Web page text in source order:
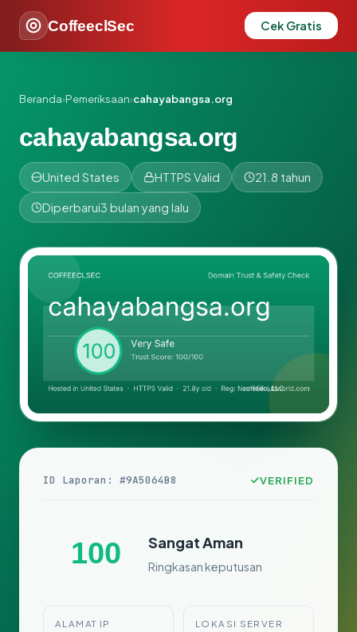
CoffeeclSec Cek Gratis
Beranda›Pemeriksaan›cahayabangsa.org
cahayabangsa.org
United States HTTPS Valid 21.8 tahun
Diperbarui3 bulan yang lalu
ID Laporan: #9A5064B8 VERIFIED
100 Sangat Aman
Ringkasan keputusan
ALAMAT IP LOKASI SERVER